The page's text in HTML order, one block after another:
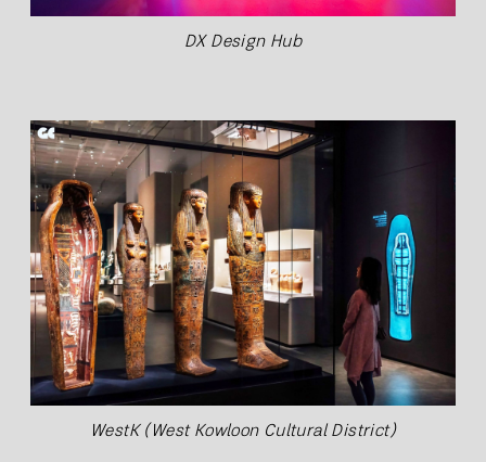
DX Design Hub
WestK (West Kowloon Cultural District)